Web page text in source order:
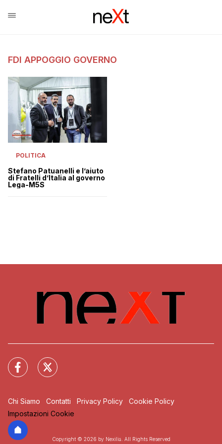
FDI APPOGGIO GOVERNO
POLITICA
Stefano Patuanelli e l’aiuto
di Fratelli d’Italia al governo
Lega-M5S
Chi Siamo Contatti Privacy Policy
Cookie Policy
Impostazioni Cookie
Copyright © 2026 by Nexilia. All Rights Reserved